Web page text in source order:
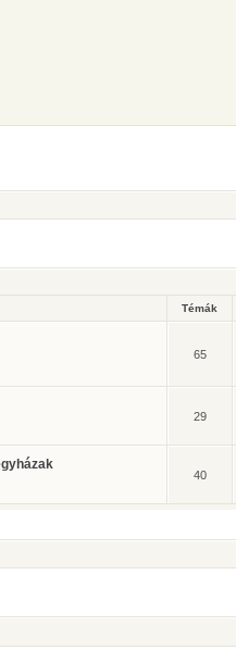
Témák
65
29
40